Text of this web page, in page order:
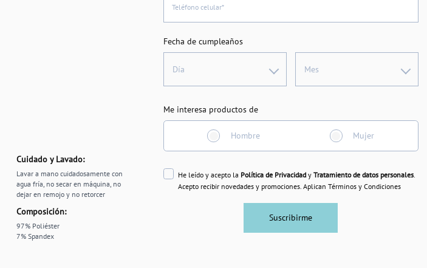
Cuidado y Lavado:
Lavar a mano cuidadosamente con
agua fría, no secar en máquina, no
dejar en remojo y no retorcer
Composición:
97% Poliéster
7% Spandex
Teléfono celular*
Fecha de cumpleaños
Día Mes
Me interesa productos de
Hombre Mujer
He leído y acepto la Política de PrivacidadyTratamiento de datos personales.
Acepto recibir novedades y promociones. Aplican Términos y Condiciones
Suscribirme